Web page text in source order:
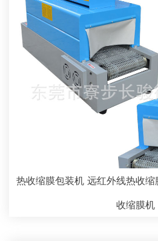
热收缩膜包装机 远红外线热收
收缩膜机